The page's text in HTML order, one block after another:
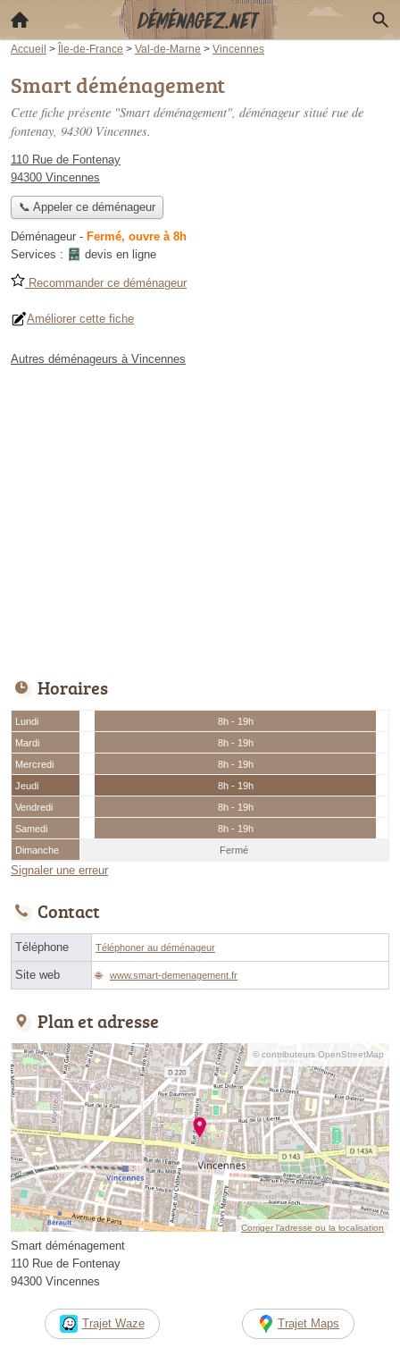
Accueil > Île-de-France > Val-de-Marne > Vincennes
Smart déménagement
Cette fiche présente "Smart déménagement", déménageur situé rue de
fontenay, 94300 Vincennes.
110 Rue de Fontenay
94300 Vincennes
📞 Appeler ce déménageur
Déménageur - Fermé, ouvre à 8h
Services :
devis en ligne
Recommander ce déménageur
Améliorer cette fiche
Autres déménageurs à Vincennes
Horaires
Lundi
8h - 19h
Mardi
8h - 19h
Mercredi
8h - 19h
Jeudi
8h - 19h
Vendredi
8h - 19h
Samedi
8h - 19h
Dimanche
Fermé
Signaler une erreur
Contact
Téléphone Téléphoner au déménageur
Site web www.smart-demenagement.fr
Plan et adresse
© contributeurs OpenStreetMap
Corriger l’adresse ou la localisation
Smart déménagement
110 Rue de Fontenay
94300 Vincennes
Trajet Waze Trajet Maps